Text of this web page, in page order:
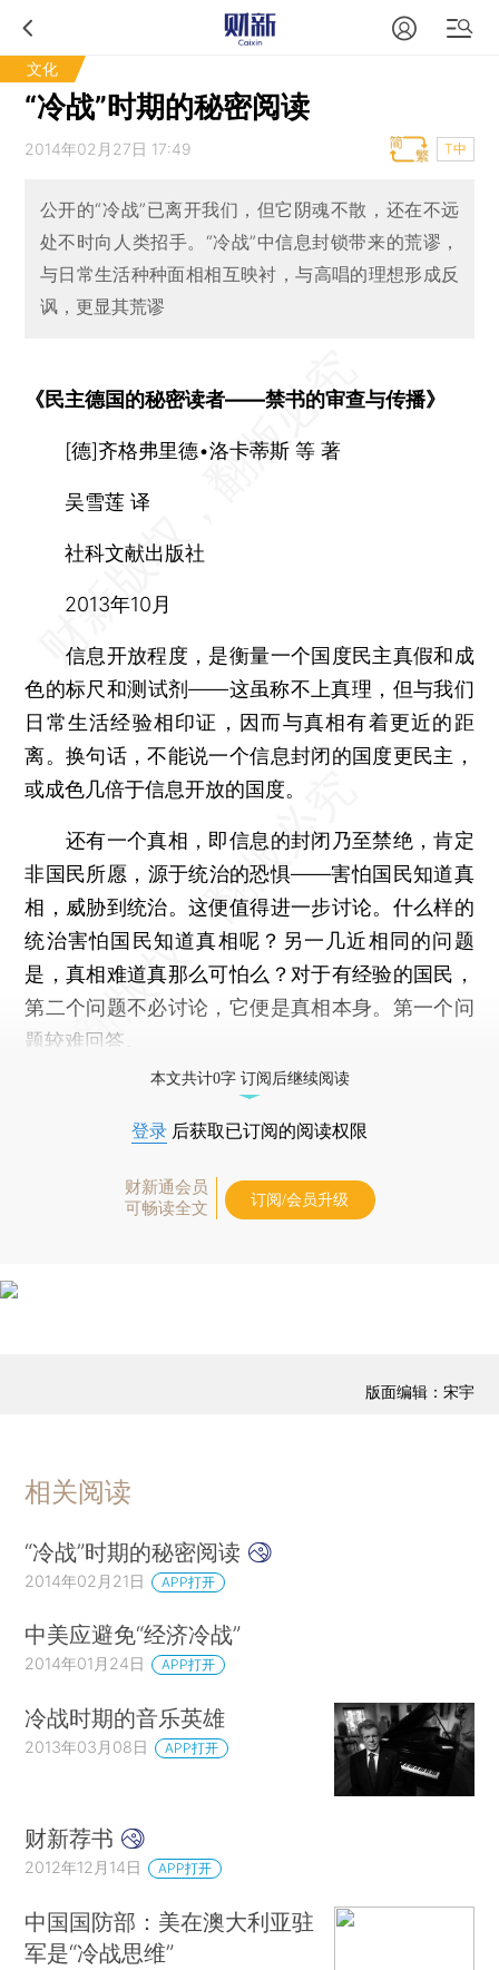
文化
“冷战”时期的秘密阅读
2014年02月27日 17:49 T中
公开的“冷战”已离开我们，但它阴魂不散，还在不远
处不时向人类招手。“冷战”中信息封锁带来的荒谬，
与日常生活种种面相相互映衬，与高唱的理想形成反
讽，更显其荒谬
《民主德国的秘密读者——禁书的审查与传播》
[德]齐格弗里德•洛卡蒂斯 等 著
吴雪莲 译
社科文献出版社
2013年10月
信息开放程度，是衡量一个国度民主真假和成
色的标尺和测试剂——这虽称不上真理，但与我们
日常生活经验相印证，因而与真相有着更近的距
离。换句话，不能说一个信息封闭的国度更民主，
或成色几倍于信息开放的国度。
还有一个真相，即信息的封闭乃至禁绝，肯定
非国民所愿，源于统治的恐惧——害怕国民知道真
相，威胁到统治。这便值得进一步讨论。什么样的
统治害怕国民知道真相呢？另一几近相同的问题
是，真相难道真那么可怕么？对于有经验的国民，
第二个问题不必讨论，它便是真相本身。第一个问
题较难回答。
本文共计0字 订阅后继续阅读
登录 后获取已订阅的阅读权限
财新通会员
可畅读全文
订阅/会员升级
版面编辑：宋宇
相关阅读
“冷战”时期的秘密阅读
2014年02月21日 APP打开
中美应避免“经济冷战”
2014年01月24日 APP打开
冷战时期的音乐英雄
2013年03月08日 APP打开
财新荐书
2012年12月14日 APP打开
中国国防部：美在澳大利亚驻
军是“冷战思维”